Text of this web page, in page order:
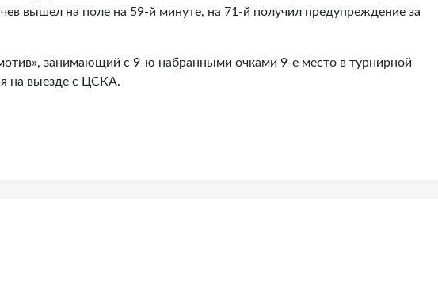
вышел на поле на 59-й минуте, на 71-й получил предупреждение за
занимающий с 9-ю набранными очками 9-е место в турнирной
на выезде с ЦСКА.